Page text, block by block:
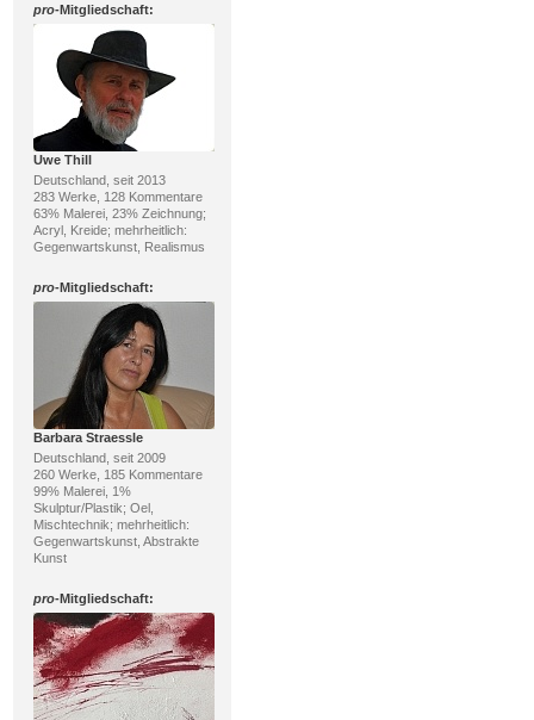
pro-Mitgliedschaft:
Uwe Thill
Deutschland, seit 2013
283 Werke, 128 Kommentare
63% Malerei, 23% Zeichnung;
Acryl, Kreide; mehrheitlich:
Gegenwartskunst, Realismus
pro-Mitgliedschaft:
Barbara Straessle
Deutschland, seit 2009
260 Werke, 185 Kommentare
99% Malerei, 1%
Skulptur/Plastik; Oel,
Mischtechnik; mehrheitlich:
Gegenwartskunst, Abstrakte
Kunst
pro-Mitgliedschaft: